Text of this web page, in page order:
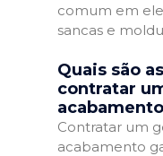
comum em
sancas e
Quais são
contratar
Contratar um
acabamento